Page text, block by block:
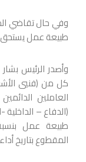
وفي حال تقاضي
طبيعة عمل يستحق
كل من (فنيي
العاملين
(الدفاع –
المقطوع بتاريخ